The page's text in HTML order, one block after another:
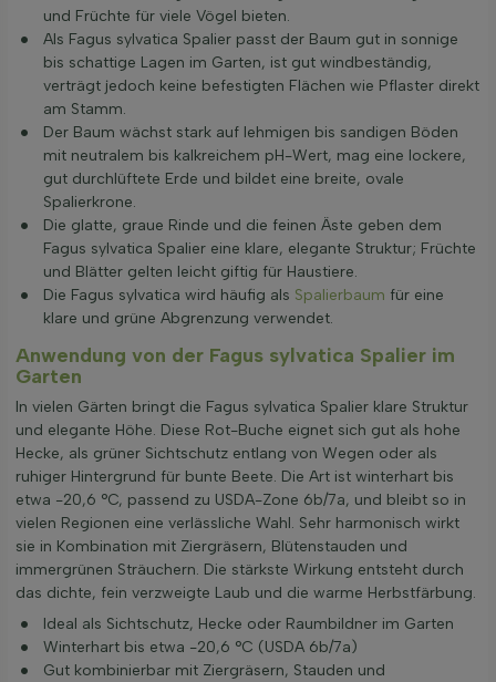
und Früchte für viele Vögel bieten.
Als Fagus sylvatica Spalier passt der Baum gut in sonnige
bis schattige Lagen im Garten, ist gut windbeständig,
verträgt jedoch keine befestigten Flächen wie Pflaster direkt
am Stamm.
Der Baum wächst stark auf lehmigen bis sandigen Böden
mit neutralem bis kalkreichem pH-Wert, mag eine lockere,
gut durchlüftete Erde und bildet eine breite, ovale
Spalierkrone.
Die glatte, graue Rinde und die feinen Äste geben dem
Fagus sylvatica Spalier eine klare, elegante Struktur; Früchte
und Blätter gelten leicht giftig für Haustiere.
Die Fagus sylvatica wird häufig als Spalierbaum für eine
klare und grüne Abgrenzung verwendet.
Anwendung von der Fagus sylvatica Spalier im
Garten
In vielen Gärten bringt die Fagus sylvatica Spalier klare Struktur
und elegante Höhe. Diese Rot-Buche eignet sich gut als hohe
Hecke, als grüner Sichtschutz entlang von Wegen oder als
ruhiger Hintergrund für bunte Beete. Die Art ist winterhart bis
etwa -20,6 °C, passend zu USDA-Zone 6b/7a, und bleibt so in
vielen Regionen eine verlässliche Wahl. Sehr harmonisch wirkt
sie in Kombination mit Ziergräsern, Blütenstauden und
immergrünen Sträuchern. Die stärkste Wirkung entsteht durch
das dichte, fein verzweigte Laub und die warme Herbstfärbung.
Ideal als Sichtschutz, Hecke oder Raumbildner im Garten
Winterhart bis etwa -20,6 °C (USDA 6b/7a)
Gut kombinierbar mit Ziergräsern, Stauden und